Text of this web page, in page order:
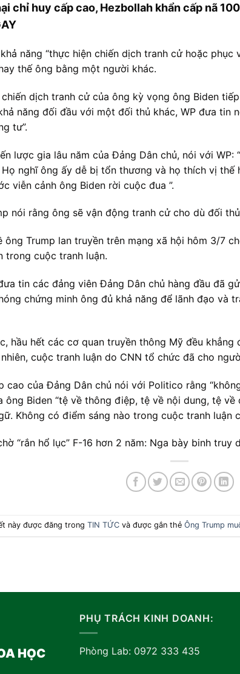
chỉ huy cấp cao, Hezbollah khẩn cấp nã
năng “thực hiện chiến dịch tranh cử hoặc phục
thế ông bằng một người khác.
dịch tranh cử của ông kỳ vọng ông Biden
năng đối đầu với một đối thủ khác, WP đưa tin
tư”.
lược gia lâu năm của Đảng Dân chủ, nói với WP:
nghĩ ông ấy dễ bị tổn thương và họ thích vị thế
viễn cảnh ông Biden rời cuộc đua ”.
nói rằng ông sẽ vận động tranh cử cho dù đối
ông Trump lan truyền trên mạng xã hội hôm 3/7
trong cuộc tranh luận.
tin các đảng viên Đảng Dân chủ hàng đầu đã
chứng minh ông đủ khả năng để lãnh đạo và
hầu hết các cơ quan truyền thông Mỹ đều khẳng
cuộc tranh luận do CNN tổ chức đã cho
cao của Đảng Dân chủ nói với Politico rằng
ông Biden “tệ về thông điệp, tệ về nội dung, tệ
Không có điểm sáng nào trong cuộc tranh luận
“rắn hổ lục” F-16 hơn 2 năm: Nga bày binh
này được đăng trong TIN TỨCvà được gắn thẻ Ông Trump
HỌC
PHỤ TRÁCH KINH DOANH:
Phòng Lab: 0972 333 435